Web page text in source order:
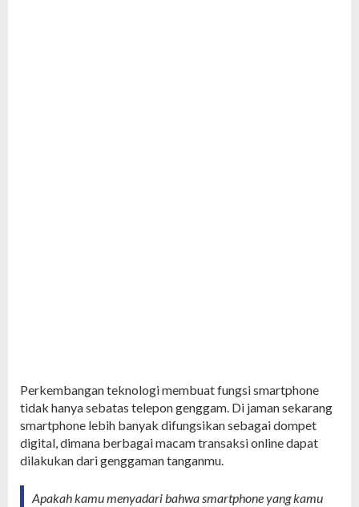
Perkembangan teknologi membuat fungsi smartphone
tidak hanya sebatas telepon genggam. Di jaman sekarang
smartphone lebih banyak difungsikan sebagai dompet
digital, dimana berbagai macam transaksi online dapat
dilakukan dari genggaman tanganmu.
Apakah kamu menyadari bahwa smartphone yang kamu